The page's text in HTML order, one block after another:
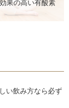
果の高い有酸素
い飲み方なら必ず